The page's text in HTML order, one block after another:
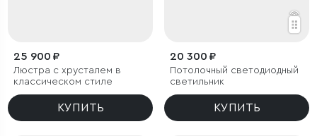
25 900 ₽
Люстра с хрусталем в
классическом стиле
КУПИТЬ
20 300 ₽
Потолочный светодиодный
светильник
КУПИТЬ